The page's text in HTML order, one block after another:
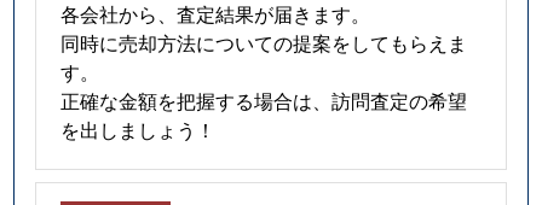
各会社から、査定結果が届きます。
同時に売却方法についての提案をしてもらえま
す。
正確な金額を把握する場合は、訪問査定の希望
を出しましょう！